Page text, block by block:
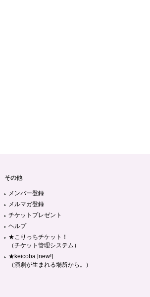
その他
メンバー登録
メルマガ登録
チケットプレゼント
ヘルプ
★こりっちチケット！
（チケット管理システム）
★keicoba [new!]
（演劇が生まれる場所から。）